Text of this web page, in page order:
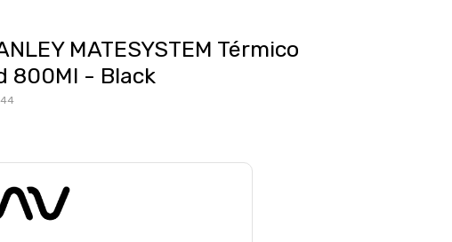
MATESYSTEM Térmico
800Ml - Black